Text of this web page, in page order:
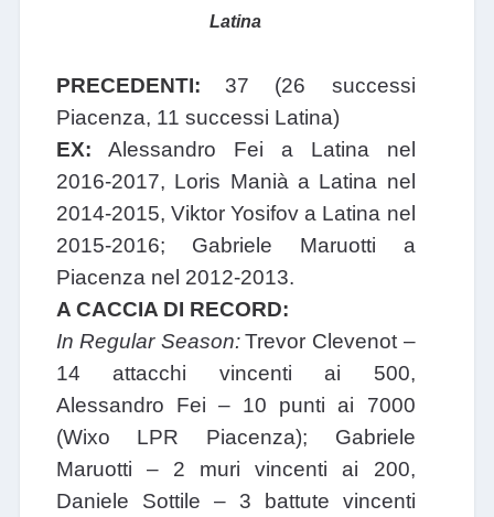
Latina
PRECEDENTI:
37 (26 successi
Piacenza, 11 successi Latina)
EX:
Alessandro Fei a Latina nel
2016-2017, Loris Manià a Latina nel
2014-2015, Viktor Yosifov a Latina nel
2015-2016; Gabriele Maruotti a
Piacenza nel 2012-2013.
A CACCIA DI RECORD:
In Regular Season: Trevor Clevenot –
14 attacchi vincenti ai 500,
Alessandro Fei – 10 punti ai 7000
(Wixo LPR Piacenza); Gabriele
Maruotti – 2 muri vincenti ai 200,
Daniele Sottile – 3 battute vincenti